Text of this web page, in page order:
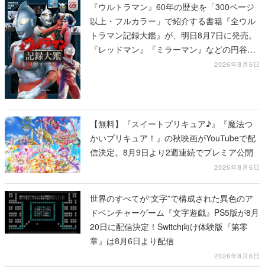
『ウルトラマン』60年の歴史を「300ページ
以上・フルカラー」で紹介する書籍『全ウル
トラマン記録大鑑』が、明日8月7日に発売。
『レッドマン』『ミラーマン』などの円谷特
2026年8月6日
【無料】『スイートプリキュア♪』『魔法つ
かいプリキュア！』の秋映画がYouTubeで配
信決定。8月9日より2週連続でプレミア公開
2026年8月6日
世界のすべてが“文字”で構成された異色のア
ドベンチャーゲーム『文字遊戯』PS5版が8月
20日に配信決定！Switch向け体験版『第零
章』は8月6日より配信
2026年8月6日